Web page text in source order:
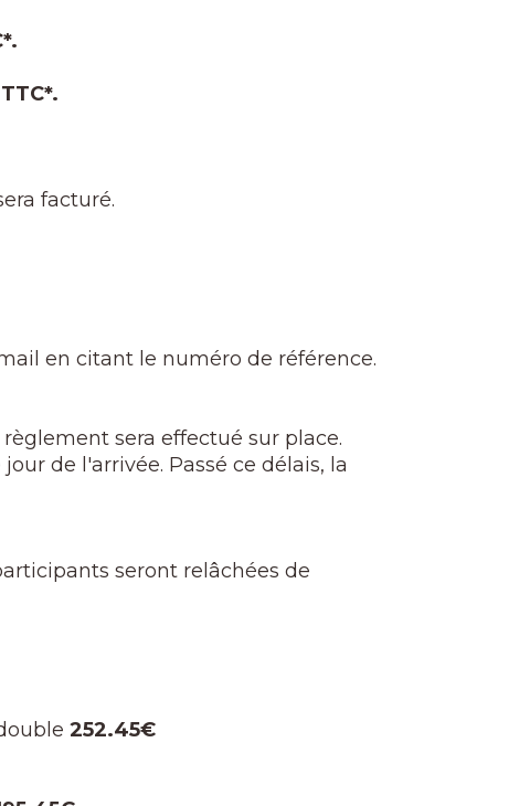
facturé.
en citant le numéro de référence.
sera effectué sur place.
de l'arrivée. Passé ce délais, la
seront relâchées de
252.45€